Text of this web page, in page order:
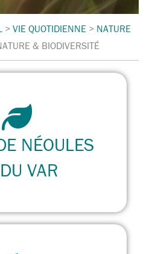
>VIE QUOTIDIENNE > NATURE
& BIODIVERSITÉ
NÉOULES
VAR